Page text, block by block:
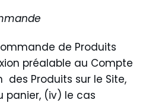
de Produits
préalable au Compte
Produits sur le Site,
panier, (iv) le cas